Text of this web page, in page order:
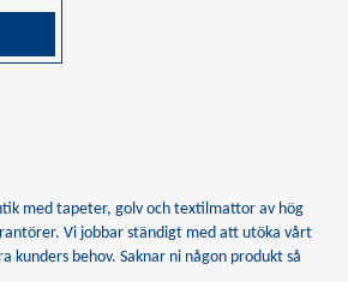
med tapeter, golv och textilmattor av hög
Vi jobbar ständigt med att utöka vårt
kunders behov. Saknar ni någon produkt så